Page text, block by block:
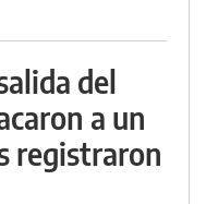
del
a un
registraron